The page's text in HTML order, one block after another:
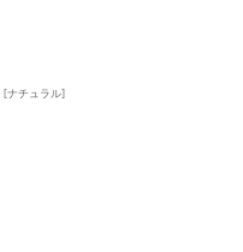
[ナチュラル]